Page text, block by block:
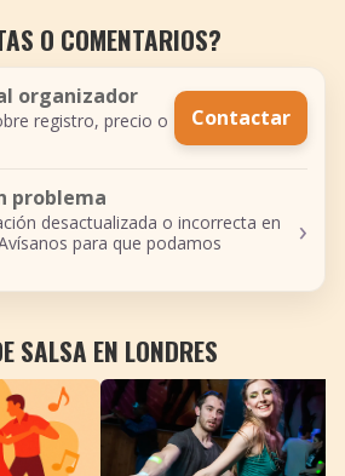
O COMENTARIOS?
organizador
registro, precio o
Contactar
problema
desactualizada o incorrecta en
para que podamos
›
SALSA EN LONDRES